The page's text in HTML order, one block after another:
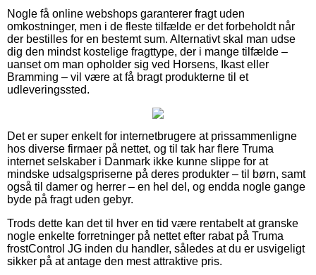
Nogle få online webshops garanterer fragt uden
omkostninger, men i de fleste tilfælde er det forbeholdt når
der bestilles for en bestemt sum. Alternativt skal man udse
dig den mindst kostelige fragttype, der i mange tilfælde –
uanset om man opholder sig ved Horsens, Ikast eller
Bramming – vil være at få bragt produkterne til et
udleveringssted.
Det er super enkelt for internetbrugere at prissammenligne
hos diverse firmaer på nettet, og til tak har flere Truma
internet selskaber i Danmark ikke kunne slippe for at
mindske udsalgspriserne på deres produkter – til børn, samt
også til damer og herrer – en hel del, og endda nogle gange
byde på fragt uden gebyr.
Trods dette kan det til hver en tid være rentabelt at granske
nogle enkelte forretninger på nettet efter rabat på Truma
frostControl JG inden du handler, således at du er usvigeligt
sikker på at antage den mest attraktive pris.